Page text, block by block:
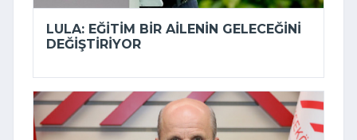
LULA: EĞITIM BIR AILENIN GELECEĞINI
DEĞIŞTIRIYOR